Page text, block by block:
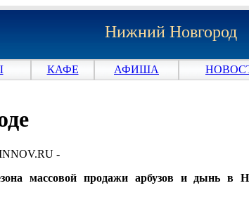
Нижний Новгород
КАФЕ АФИША
-
массовой продажи арбузов и дынь в